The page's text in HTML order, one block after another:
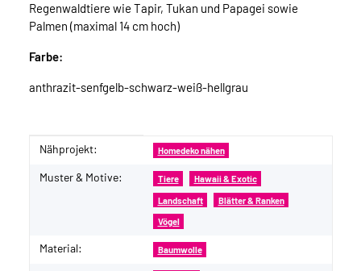
Regenwaldtiere wie Tapir, Tukan und Papagei sowie
Palmen (maximal 14 cm hoch)
Farbe:
anthrazit-senfgelb-schwarz-weiß-hellgrau
Produkteigenschaft
Wert
Nähprojekt: Homedeko nähen
Muster & Motive: Tiere Hawaii & Exotic
Landschaft Blätter & Ranken
Vögel
Material: Baumwolle